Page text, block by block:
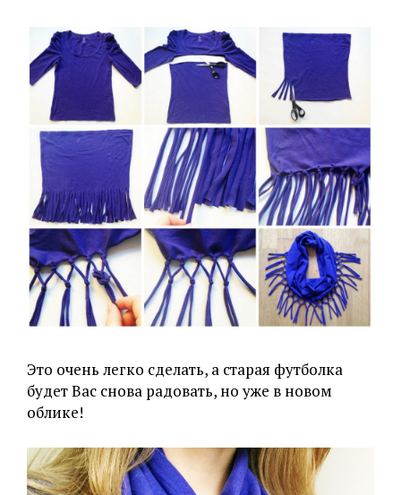
Это очень легко сделать, а старая футболка
будет Вас снова радовать, но уже в новом
облике!